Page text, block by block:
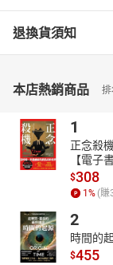
退換貨須知
本店熱銷商品
1
正念殺
【電子書
$308
1 % (賺
2
時間的
$455